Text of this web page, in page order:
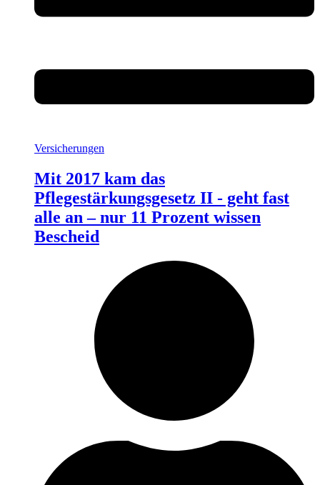
Versicherungen
Mit 2017 kam das
Pflegestärkungsgesetz II - geht fast
alle an – nur 11 Prozent wissen
Bescheid